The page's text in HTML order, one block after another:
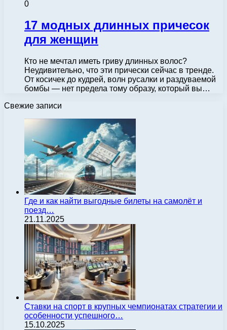
0
17 модных длинных причесок
для женщин
Кто не мечтал иметь гриву длинных волос?
Неудивительно, что эти прически сейчас в тренде.
От косичек до кудрей, волн русалки и раздуваемой
бомбы — нет предела тому образу, который вы…
Свежие записи
Где и как найти выгодные билеты на самолёт и
поезд…
21.11.2025
Ставки на спорт в крупных чемпионатах стратегии и
особенности успешного…
15.10.2025